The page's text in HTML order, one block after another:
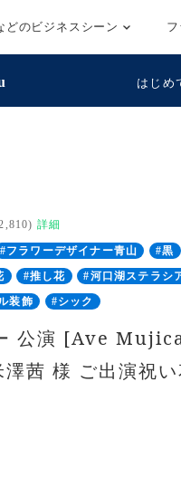
どのビジネスシーン
はじめ
詳細
#フラワーデザイナー青山
#黒
#推し花
#河口湖ステラシ
装飾 #シック
公演 [Ave
茜 様 ご出演祝い